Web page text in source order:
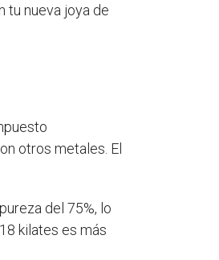
tu nueva joya de
otros metales. El
del 75%, lo
kilates es más